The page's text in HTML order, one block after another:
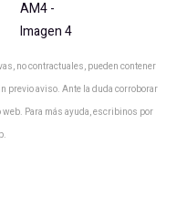
no contractuales, pueden contener
aviso. Ante la duda corroborar
Para más ayuda, escribinos por